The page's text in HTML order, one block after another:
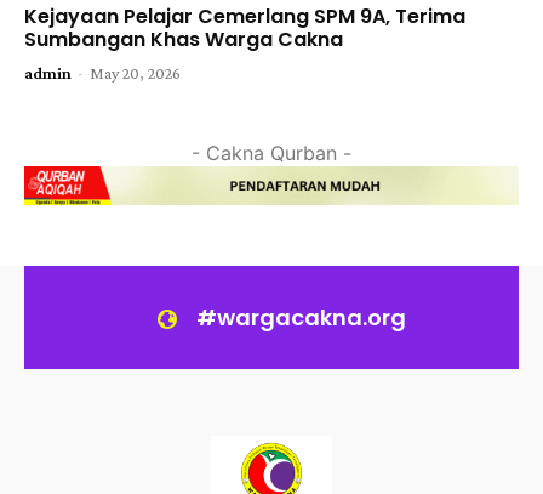
Kejayaan Pelajar Cemerlang SPM 9A, Terima
Sumbangan Khas Warga Cakna
admin - May 20, 2026
- Cakna Qurban -
#wargacakna.org